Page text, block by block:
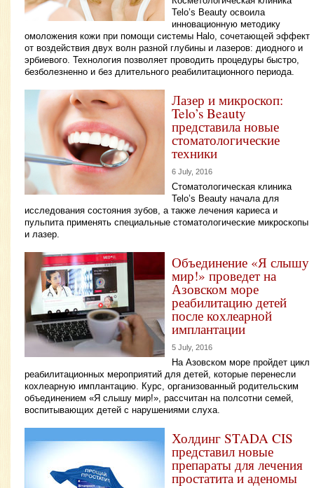
Telo’s Beauty освоила
инновационную методику
омоложения кожи при помощи системы Halo, сочетающей эффект
от воздействия двух волн разной глубины и лазеров: диодного и
эрбиевого. Технология позволяет проводить процедуры быстро,
безболезненно и без длительного реабилитационного периода.
Лазер и микроскоп:
Telo’s Beauty
представила новые
стоматологические
техники
6 July, 2016
Стоматологическая клиника
Telo’s Beauty начала для
исследования состояния зубов, а также лечения кариеса и
пульпита применять специальные стоматологические микроскопы
и лазер.
Объединение «Я слышу
мир!» проведет на
Азовском море
реабилитацию детей
после кохлеарной
имплантации
5 July, 2016
На Азовском море пройдет цикл
реабилитационных мероприятий для детей, которые перенесли
кохлеарную имплантацию. Курс, организованный родительским
объединением «Я слышу мир!», рассчитан на полсотни семей,
воспитывающих детей с нарушениями слуха.
Холдинг STADA CIS
представил новые
препараты для лечения
простатита и аденомы